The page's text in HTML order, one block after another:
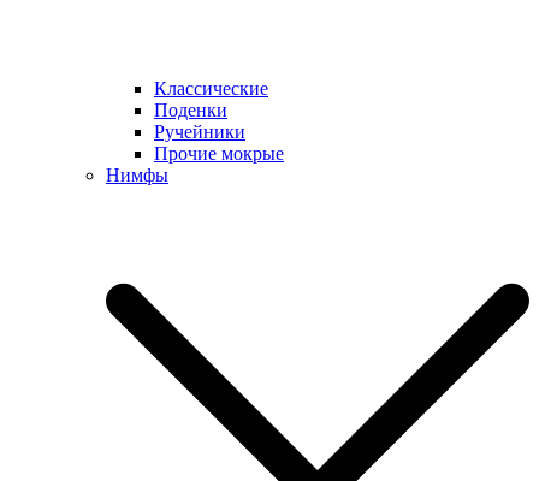
Классические
Поденки
Ручейники
Прочие мокрые
Нимфы